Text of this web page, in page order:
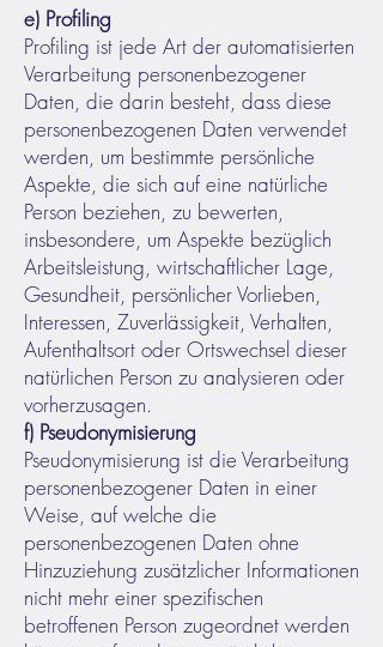
e) Profiling
Profiling ist jede Art der automatisierten
Verarbeitung personenbezogener
Daten, die darin besteht, dass diese
personenbezogenen Daten verwendet
werden, um bestimmte persönliche
Aspekte, die sich auf eine natürliche
Person beziehen, zu bewerten,
insbesondere, um Aspekte bezüglich
Arbeitsleistung, wirtschaftlicher Lage,
Gesundheit, persönlicher Vorlieben,
Interessen, Zuverlässigkeit, Verhalten,
Aufenthaltsort oder Ortswechsel dieser
natürlichen Person zu analysieren oder
vorherzusagen.
f) Pseudonymisierung
Pseudonymisierung ist die Verarbeitung
personenbezogener Daten in einer
Weise, auf welche die
personenbezogenen Daten ohne
Hinzuziehung zusätzlicher Informationen
nicht mehr einer spezifischen
betroffenen Person zugeordnet werden